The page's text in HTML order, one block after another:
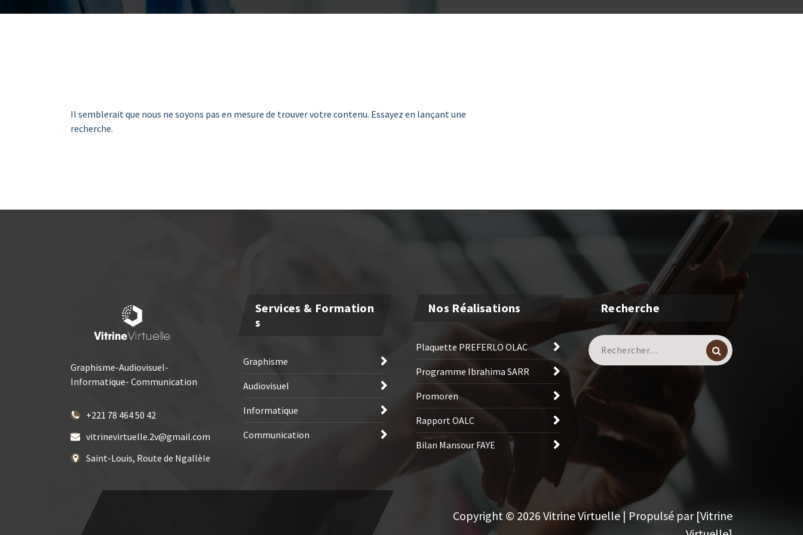
Il semblerait que nous ne soyons pas en mesure de trouver votre contenu. Essayez en lançant une
recherche.
Graphisme-Audiovisuel-
Informatique- Communication
+221 78 464 50 42
vitrinevirtuelle.2v@gmail.com
Saint-Louis, Route de Ngallèle
Services & Formation
S
Graphisme
Audiovisuel
Informatique
Communication
Nos Réalisations
Plaquette PREFERLO OLAC
Programme Ibrahima SARR
Promoren
Rapport OALC
Bilan Mansour FAYE
Recherche
Recherche
pour :
Copyright © 2026 Vitrine Virtuelle | Propulsé par [Vitrine